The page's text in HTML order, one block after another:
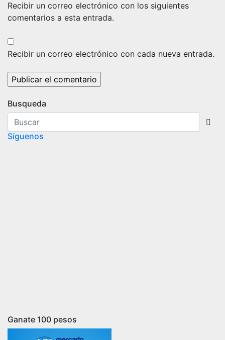
Recibir un correo electrónico con los siguientes
comentarios a esta entrada.
Recibir un correo electrónico con cada nueva entrada.
Busqueda
Síguenos
Ganate 100 pesos